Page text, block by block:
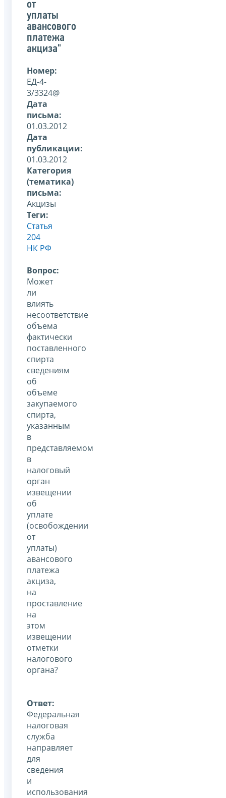
от
уплаты
авансового
платежа
акциза"
Номер:
ЕД-4-
3/3324@
Дата
письма:
01.03.2012
Дата
публикации:
01.03.2012
Категория
(тематика)
письма:
Акцизы
Теги:
Статья
204
НК РФ
Вопрос:
Может
ли
влиять
несоответствие
объема
фактически
поставленного
спирта
сведениям
об
объеме
закупаемого
спирта,
указанным
в
представляемом
в
налоговый
орган
извещении
об
уплате
(освобождении
от
уплаты)
авансового
платежа
акциза,
на
проставление
на
этом
извещении
отметки
налогового
органа?
Ответ:
Федеральная
налоговая
служба
направляет
для
сведения
и
использования